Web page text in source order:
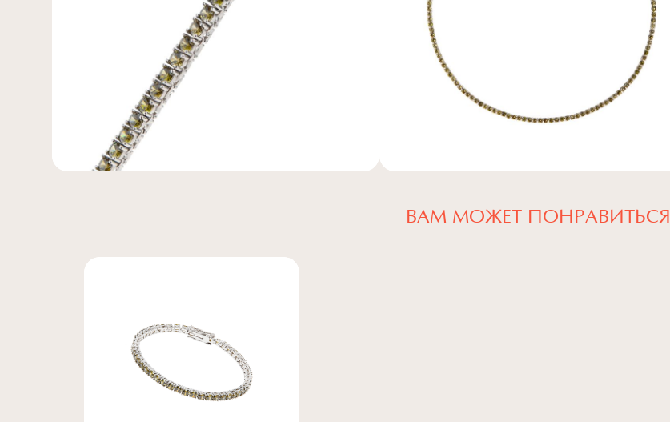
ВАМ МОЖЕТ ПОНРАВИТЬСЯ